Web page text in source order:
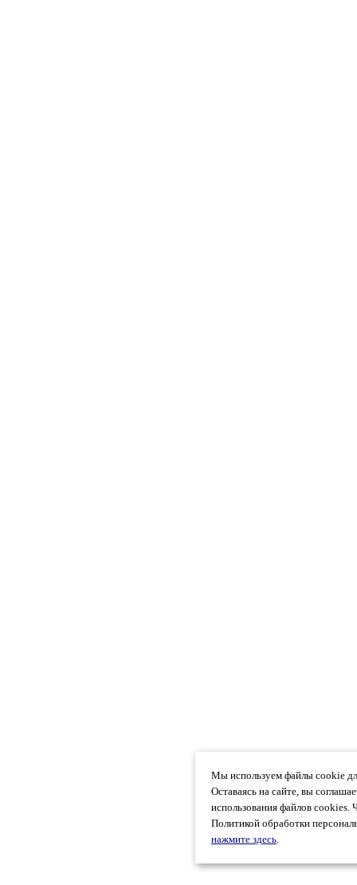
Мы используем файлы cookie
Оставаясь на сайте, вы
использования файлов cookies.
Политикой обработки
нажмите здесь.